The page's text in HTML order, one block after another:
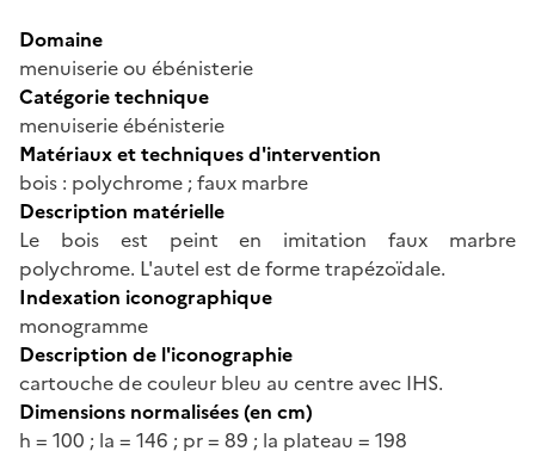
Domaine
menuiserie ou ébénisterie
Catégorie technique
menuiserie ébénisterie
Matériaux et techniques d'intervention
bois : polychrome ; faux marbre
Description matérielle
Le bois est peint en imitation faux marbre
polychrome. L'autel est de forme trapézoïdale.
Indexation iconographique
monogramme
Description de l'iconographie
cartouche de couleur bleu au centre avec IHS.
Dimensions normalisées (en cm)
h = 100 ; la = 146 ; pr = 89 ; la plateau = 198